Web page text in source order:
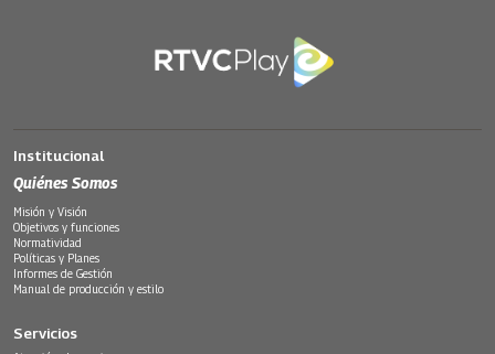
Institucional
Quiénes Somos
Misión y Visión
Objetivos y funciones
Normatividad
Políticas y Planes
Informes de Gestión
Manual de producción y estilo
Servicios